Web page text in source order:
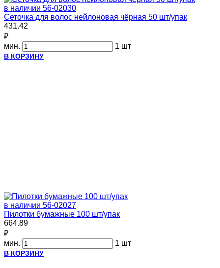
в наличии 56-02030
Сеточка для волос нейлоновая чёрная 50 шт/упак
431.42
₽
мин.
1 шт
В КОРЗИНУ
в наличии 56-02027
Пилотки бумажные 100 шт/упак
664.89
₽
мин.
1 шт
В КОРЗИНУ